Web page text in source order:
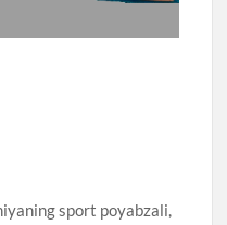
sport poyabzali,